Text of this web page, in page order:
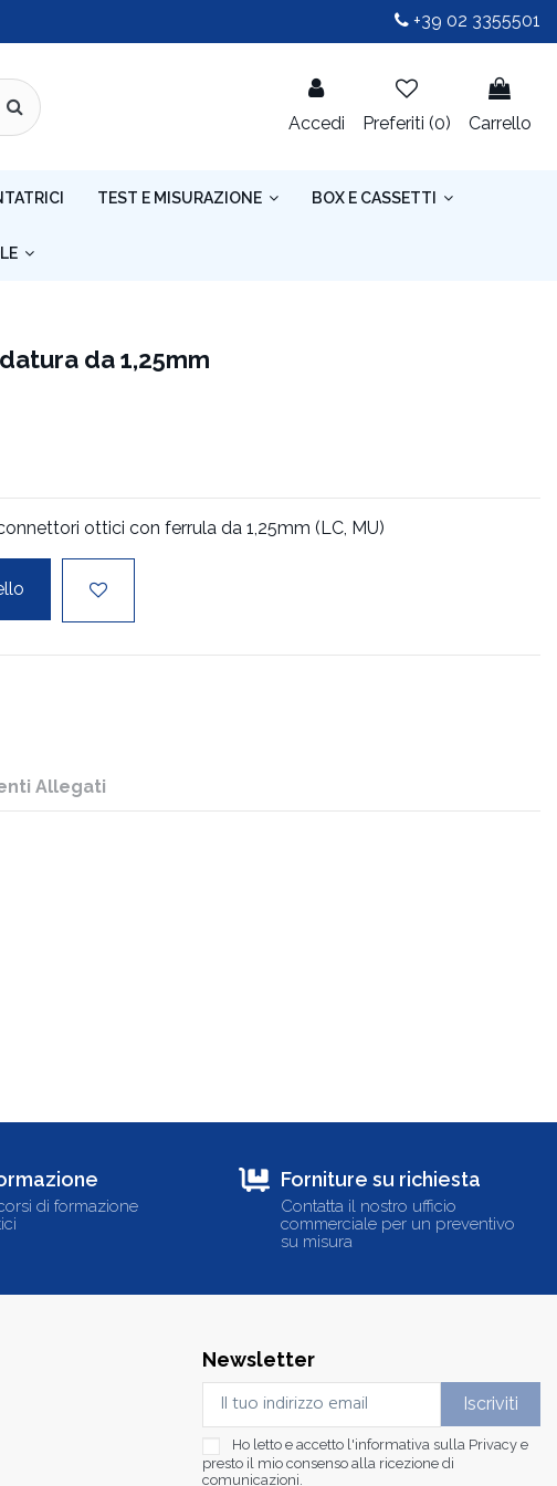
+39 02 3355501
Accedi Preferiti (0) Carrello
TEST E MISURAZIONE BOX E CASSETTI
da 1,25mm
ottici con ferrula da 1,25mm (LC, MU)
Allegati
di formazione
Forniture su richiesta
Contatta il nostro ufficio
commerciale per un preventivo
su misura
Newsletter
Ho letto e accetto l'informativa sulla Privacy e
presto il mio consenso alla ricezione di
comunicazioni.